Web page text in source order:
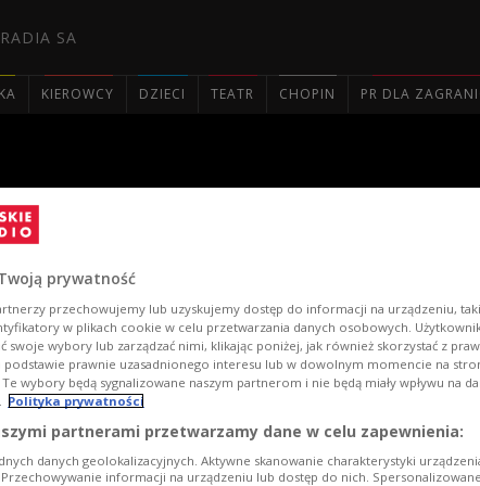
SA
KIEROWCY DZIECI TEATR CHOPIN PR DLA
prywatność
przechowujemy lub uzyskujemy dostęp do informacji na urządzeniu,
w plikach cookie w celu przetwarzania danych osobowych.
swoje wybory lub zarządzać nimi, klikając poniżej, jak również skorzystać z
podstawie prawnie uzasadnionego interesu lub w dowolnym momencie na
wybory będą sygnalizowane naszym partnerom i nie będą miały wpływu na
Polityka prywatności
partnerami przetwarzamy dane w celu zapewnienia:
danych geolokalizacyjnych. Aktywne skanowanie charakterystyki
informacji na urządzeniu lub dostęp do nich.